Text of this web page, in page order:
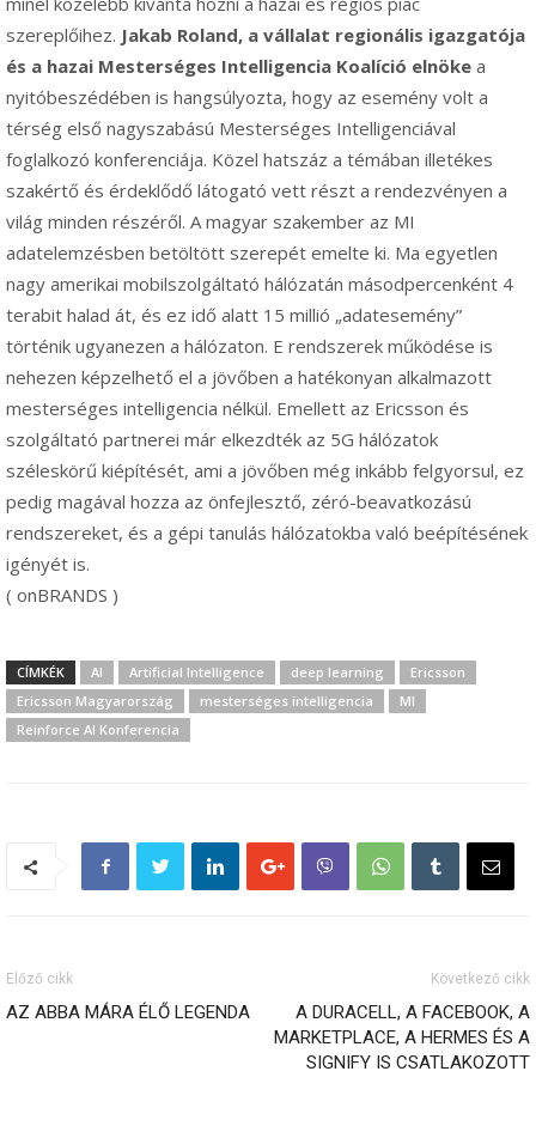
szereplőihez. Jakab Roland, a vállalat regionális igazgatója
és a hazai Mesterséges Intelligencia Koalíció elnöke a
nyitóbeszédében is hangsúlyozta, hogy az esemény volt a
térség első nagyszabású Mesterséges Intelligenciával
foglalkozó konferenciája. Közel hatszáz a témában illetékes
szakértő és érdeklődő látogató vett részt a rendezvényen a
világ minden részéről. A magyar szakember az MI
adatelemzésben betöltött szerepét emelte ki. Ma egyetlen
nagy amerikai mobilszolgáltató hálózatán másodpercenként 4
terabit halad át, és ez idő alatt 15 millió „adatesemény”
történik ugyanezen a hálózaton. E rendszerek működése is
nehezen képzelhető el a jövőben a hatékonyan alkalmazott
mesterséges intelligencia nélkül. Emellett az Ericsson és
szolgáltató partnerei már elkezdték az 5G hálózatok
széleskörű kiépítését, ami a jövőben még inkább felgyorsul, ez
pedig magával hozza az önfejlesztő, zéró-beavatkozású
rendszereket, és a gépi tanulás hálózatokba való beépítésének
igényét is.
( onBRANDS )
CÍMKÉK AI Artificial Intelligence deep learning
Ericsson
Ericsson Magyarország
mesterséges intelligencia
MI
Reinforce AI Konferencia
Előző cikk
AZ ABBA MÁRA ÉLŐ LEGENDA
Következő cikk
A DURACELL, A FACEBOOK, A
MARKETPLACE, A HERMES ÉS A
SIGNIFY IS CSATLAKOZOTT